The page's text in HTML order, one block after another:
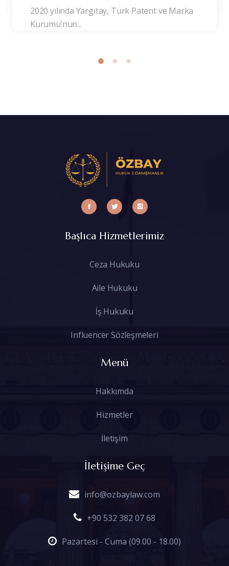
2020 yılında Yargıtay, Türk Patent ve Marka
Kurumu’nun...
Başlıca Hizmetlerimiz
Ceza Hukuku
Aile Hukuku
İş Hukuku
Influencer Sözleşmeleri
Menü
Hakkımda
Hizmetler
İletişim
İletişime Geç
info@ozbaylaw.com
+90 532 382 07 68
Pazartesi - Cuma (09.00 - 18.00)